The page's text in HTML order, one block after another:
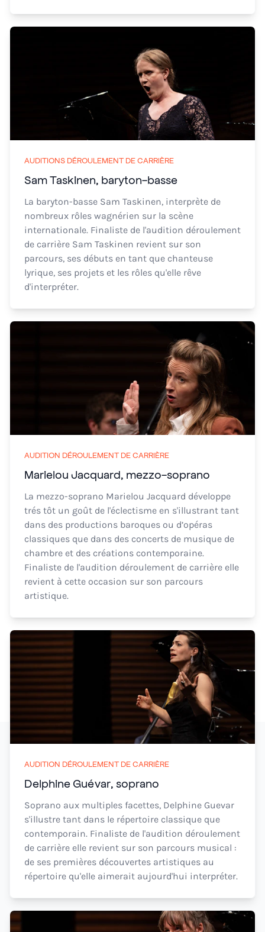
AUDITIONS DÉROULEMENT DE CARRIÈRE
Sam Taskinen, baryton-basse
La baryton-basse Sam Taskinen, interprète de
nombreux rôles wagnérien sur la scène
internationale. Finaliste de l'audition déroulement
de carrière Sam Taskinen revient sur son
parcours, ses débuts en tant que chanteuse
lyrique, ses projets et les rôles qu'elle rêve
d'interpréter.
AUDITION DÉROULEMENT DE CARRIÈRE
Marielou Jacquard, mezzo-soprano
La mezzo-soprano Marielou Jacquard développe
trés tôt un goût de l'éclectisme en s'illustrant tant
dans des productions baroques ou d’opéras
classiques que dans des concerts de musique de
chambre et des créations contemporaine.
Finaliste de l'audition déroulement de carrière elle
revient à cette occasion sur son parcours
artistique.
AUDITION DÉROULEMENT DE CARRIÈRE
Delphine Guévar, soprano
Soprano aux multiples facettes, Delphine Guevar
s'illustre tant dans le répertoire classique que
contemporain. Finaliste de l'audition déroulement
de carrière elle revient sur son parcours musical :
de ses premières découvertes artistiques au
répertoire qu'elle aimerait aujourd'hui interpréter.